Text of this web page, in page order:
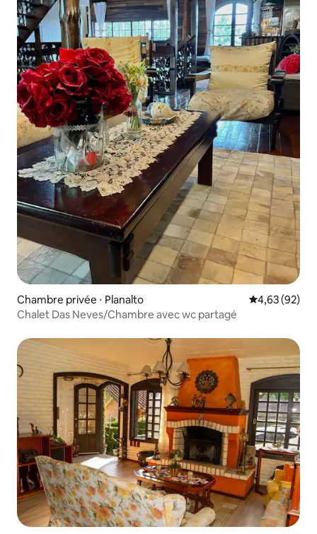
Chambre privée ⋅ Planalto Évaluation
4,63 (92)
Chalet Das Neves/Chambre avec wc partagé